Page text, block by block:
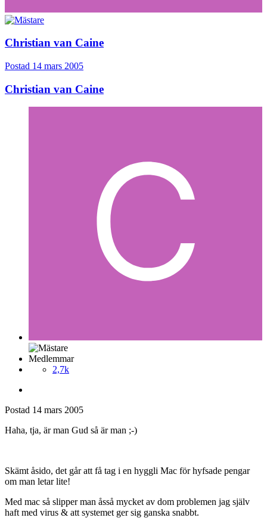
Christian van Caine
Postad 14 mars 2005
Christian van Caine
Medlemmar
2,7k
Postad 14 mars 2005
Haha, tja, är man Gud så är man ;-)
Skämt åsido, det går att få tag i en hyggli Mac för hyfsade pengar
om man letar lite!
Med mac så slipper man åsså mycket av dom problemen jag själv
haft med virus & att systemet ger sig ganska snabbt.